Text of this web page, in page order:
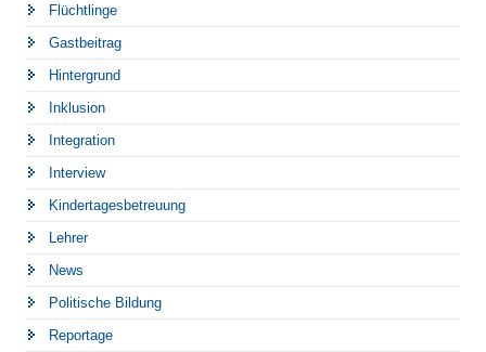
Flüchtlinge
Gastbeitrag
Hintergrund
Inklusion
Integration
Interview
Kindertagesbetreuung
Lehrer
News
Politische Bildung
Reportage